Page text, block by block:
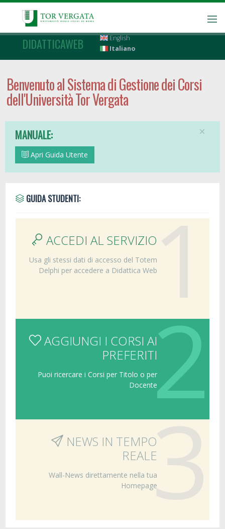
DIDATTICAWEB
English
Italiano
Benvenuto al Sistema di Gestione dei Corsi
dell'Università Tor Vergata
MANUALE:
Apri Guida Utente
GUIDA STUDENTI: 1
ACCEDI AL SERVIZIO
Usa gli stessi dati di accesso del Totem
Delphi per accedere a Didattica Web
2
AGGIUNGI I CORSI AI
PREFERITI
Puoi ricercare i Corsi per Titolo o per
Docente
3
NEWS IN TEMPO
REALE
Wall-News direttamente nella tua
Homepage